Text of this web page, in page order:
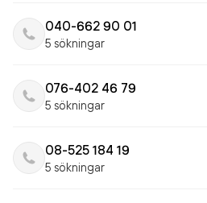
040-662 90 01
5 sökningar
076-402 46 79
5 sökningar
08-525 184 19
5 sökningar